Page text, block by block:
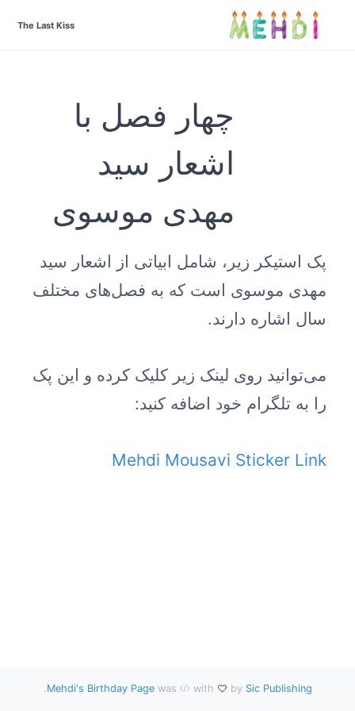
The Last Kiss
چهار فصل با
اشعار سید
مهدی موسوی
پک استیکر زیر، شامل ابیاتی از اشعار سید
مهدی موسوی است که به فصل‌های مختلف
سال اشاره دارند.
می‌توانید روی لینک زیر کلیک کرده و این پک
را به تلگرام خود اضافه کنید:
Mehdi Mousavi Sticker Link
Mehdi's Birthday Pagewas with by Sic Publishing
.